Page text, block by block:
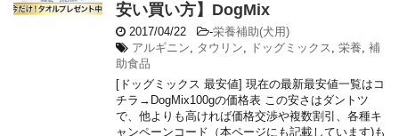
安い買い方】DogMix
2017/04/22 -栄養補助(犬用)
アルギニン, タウリン, ドッグミックス , 栄養, 補
助食品
[ドッグミックス 最安値] 現在の最新最安値一覧はコ
チラ→DogMix100gの価格表 この安さはダントツ
で、他よりも高ければ価格交渉や複数割引、各種キ
ャンペーンコード（本ページにも記載しています)も